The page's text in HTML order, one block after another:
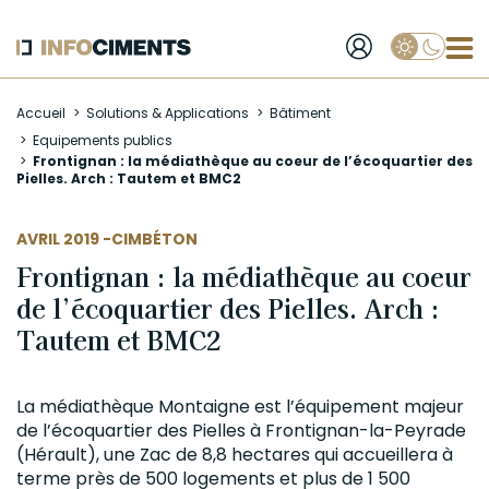
au
contenu
principal
Accueil Solutions & Applications
Bâtiment
Equipements publics
Frontignan : la médiathèque au coeur de l’écoquartier des
Pielles. Arch : Tautem et BMC2
AVRIL 2019 -
AUTEUR CIMBÉTON
Frontignan : la médiathèque au coeur
de l’écoquartier des Pielles. Arch :
Tautem et BMC2
La médiathèque Montaigne est l’équipement majeur
de l’écoquartier des Pielles à Frontignan-la-Peyrade
(Hérault), une Zac de 8,8 hectares qui accueillera à
terme près de 500 logements et plus de 1 500